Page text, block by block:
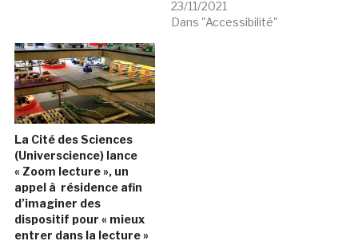
23/11/2021
Dans "Accessibilité"
La Cité des Sciences
(Universcience) lance
« Zoom lecture », un
appel à résidence afin
d’imaginer des
dispositif pour « mieux
entrer dans la lecture »